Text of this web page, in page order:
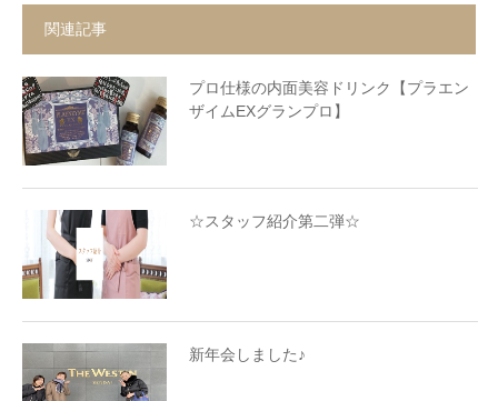
関連記事
プロ仕様の内面美容ドリンク【プラエン
ザイムEXグランプロ】
☆スタッフ紹介第二弾☆
新年会しました♪